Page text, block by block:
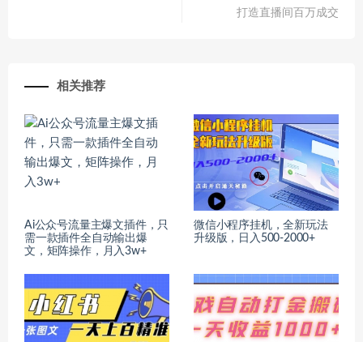
打造直播间百万成交
相关推荐
Ai公众号流量主爆文插件，只
需一款插件全自动输出爆
文，矩阵操作，月入3w+
微信小程序挂机，全新玩法
升级版，日入500-2000+